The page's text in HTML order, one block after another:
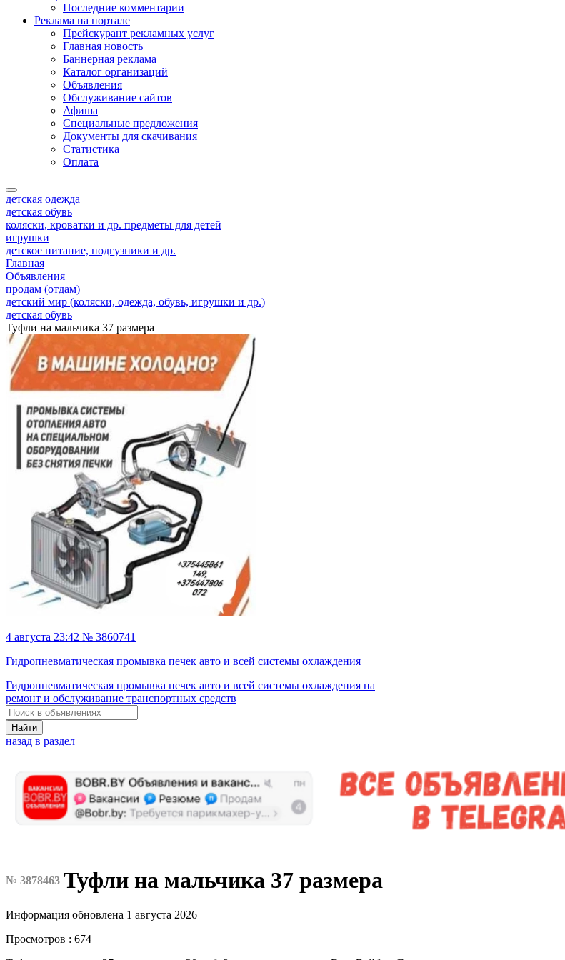
Последние комментарии
Реклама на портале
Прейскурант рекламных услуг
Главная новость
Баннерная реклама
Каталог организаций
Объявления
Обслуживание сайтов
Афиша
Специальные предложения
Документы для скачивания
Статистика
Оплата
детская одежда
детская обувь
коляски, кроватки и др. предметы для детей
игрушки
детское питание, подгузники и др.
Главная
Объявления
продам (отдам)
детский мир (коляски, одежда, обувь, игрушки и др.)
детская обувь
Туфли на мальчика 37 размера
4 августа 23:42 № 3860741
Гидропневматическая промывка печек авто и всей системы охлаждения
Гидропневматическая промывка печек авто и всей системы охлаждения на
ремонт и обслуживание транспортных средств
Найти
назад в раздел
№ 3878463 Туфли на мальчика 37 размера
Информация обновлена 1 августа 2026
Просмотров : 674